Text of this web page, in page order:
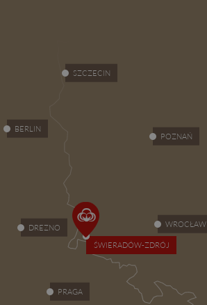
ŚWIERADÓW-ZDRÓJ
WROCŁAW
POZNAŃ
BERLIN
PRAGA
DREZNO
SZCZECIN